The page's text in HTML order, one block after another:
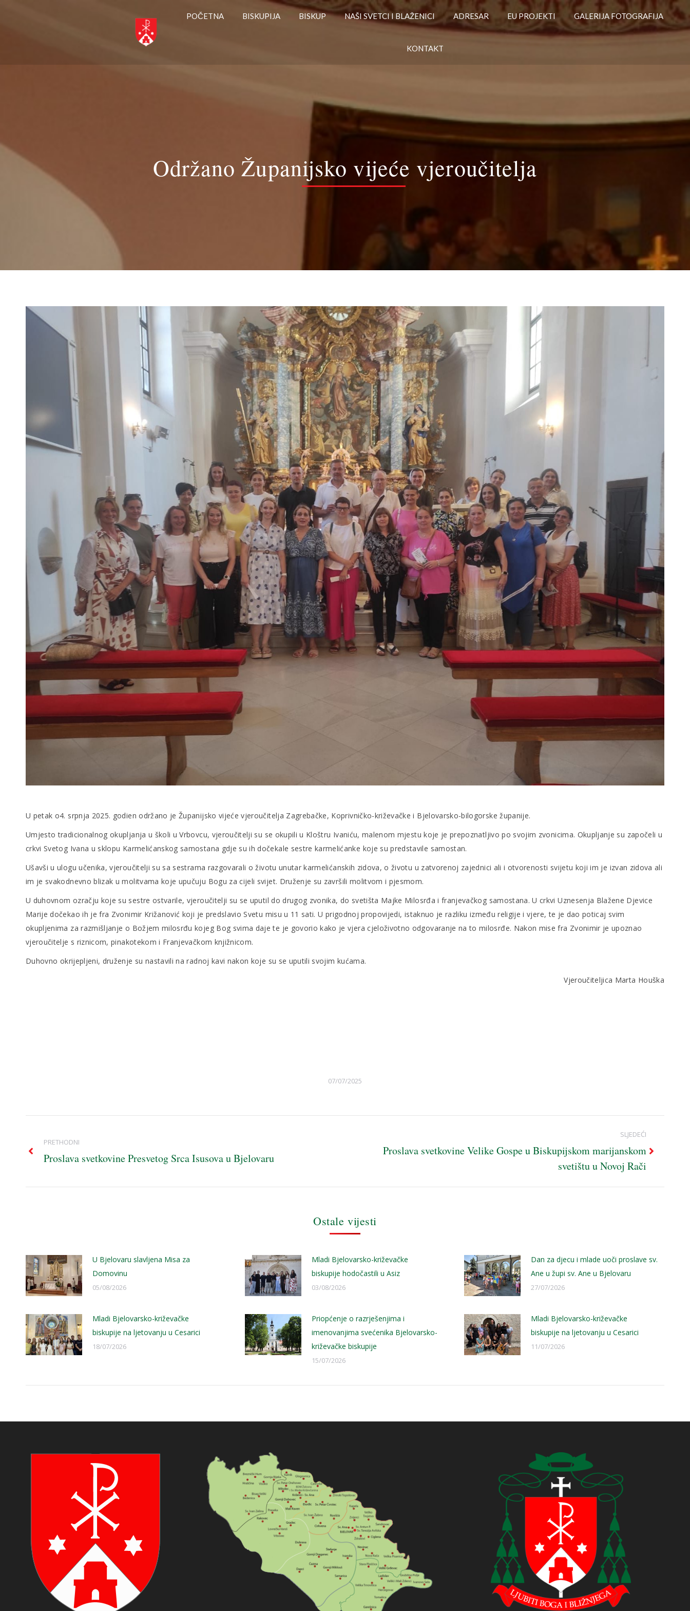
POČETNA BISKUPIJA BISKUP NAŠI SVETCI I BLAŽENICI ADRESAR EU PROJEKTI GALERIJA FOTOGRAFIJA
KONTAKT
Održano Županijsko vijeće vjeroučitelja
U petak o4. srpnja 2025. godien održano je Županijsko vijeće vjeroučitelja Zagrebačke, Koprivničko-križevačke i Bjelovarsko-bilogorske županije.
Umjesto tradicionalnog okupljanja u školi u Vrbovcu, vjeroučitelji su se okupili u Kloštru Ivaniću, malenom mjestu koje je prepoznatljivo po svojim zvonicima. Okupljanje su započeli u
crkvi Svetog Ivana u sklopu Karmelićanskog samostana gdje su ih dočekale sestre karmelićanke koje su predstavile samostan.
Ušavši u ulogu učenika, vjeroučitelji su sa sestrama razgovarali o životu unutar karmelićanskih zidova, o životu u zatvorenoj zajednici ali i otvorenosti svijetu koji im je izvan zidova ali
im je svakodnevno blizak u molitvama koje upučuju Bogu za cijeli svijet. Druženje su završili molitvom i pjesmom.
U duhovnom ozračju koje su sestre ostvarile, vjeroučitelji su se uputil do drugog zvonika, do svetišta Majke Milosrđa i franjevačkog samostana. U crkvi Uznesenja Blažene Djevice
Marije dočekao ih je fra Zvonimir Križanović koji je predslavio Svetu misu u 11 sati. U prigodnoj propovijedi, istaknuo je razliku između religije i vjere, te je dao poticaj svim
okupljenima za razmišljanje o Božjem milosrđu kojeg Bog svima daje te je govorio kako je vjera cjeloživotno odgovaranje na to milosrđe. Nakon mise fra Zvonimir je upoznao
vjeroučitelje s riznicom, pinakotekom i Franjevačkom knjižnicom.
Duhovno okrijepljeni, druženje su nastavili na radnoj kavi nakon koje su se uputili svojim kućama.
Vjeroučiteljica Marta Houška
07/07/2025
navigation
PRETHODNI
Previous
Proslava svetkovine Presvetog Srca Isusova u Bjelovaru
SLJEDEĆI
Proslava svetkovine Velike Gospe u Biskupijskom marijanskom
svetištu u Novoj Rači
Ostale vijesti
U Bjelovaru slavljena Misa za
Domovinu
05/08/2026
Mladi Bjelovarsko-križevačke
biskupije hodočastili u Asiz
03/08/2026
Dan za djecu i mlade uoči proslave sv.
Ane u župi sv. Ane u Bjelovaru
27/07/2026
Mladi Bjelovarsko-križevačke
biskupije na ljetovanju u Cesarici
18/07/2026
Priopćenje o razrješenjima i
imenovanjima svećenika Bjelovarsko-
križevačke biskupije
15/07/2026
Mladi Bjelovarsko-križevačke
biskupije na ljetovanju u Cesarici
11/07/2026